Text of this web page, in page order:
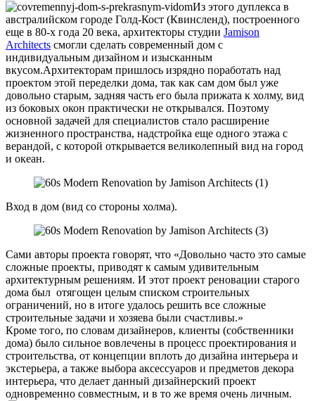
Из этого дуплекса в
австралийском городе Голд-Кост (Квинсленд), построенного
еще в 80-х года 20 века, архитекторы студии Jamison
Architects смогли сделать современный дом с
индивидуальным дизайном и изысканным
вкусом.Архитекторам пришлось изрядно поработать над
проектом этой переделки дома, так как сам дом был уже
довольно старым, задняя часть его была прижата к холму, вид
из боковых окон практически не открывался. Поэтому
основной задачей для специалистов стало расширение
жизненного пространства, надстройка еще одного этажа с
верандой, с которой открывается великолепный вид на город
и океан.
Вход в дом (вид со стороны холма).
Сами авторы проекта говорят, что «Довольно часто это самые
сложные проекты, приводят к самым удивительным
архитектурным решениям. И этот проект реновации старого
дома был отягощен целым списком строительных
ограничений, но в итоге удалось решить все сложные
строительные задачи и хозяева были счастливы.»
Кроме того, по словам дизайнеров, клиенты (собственники
дома) было сильное вовлечены в процесс проектирования и
строительства, от концепции вплоть до дизайна интерьера и
экстерьера, а также выбора аксессуаров и предметов декора
интерьера, что делает данный дизайнерский проект
одновременно совместным, и в то же время очень личным.